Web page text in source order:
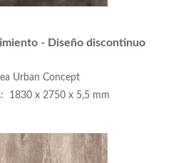
- Diseño discontinuo
Urban Concept
1830 x 2750 x 5,5 mm